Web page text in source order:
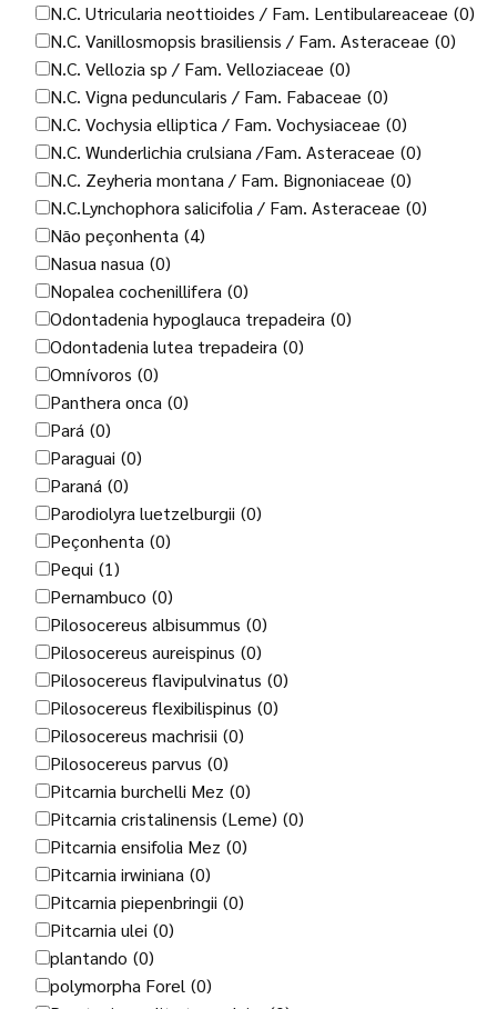
N.C. Utricularia neottioides / Fam. Lentibulareaceae (0)
N.C. Vanillosmopsis brasiliensis / Fam. Asteraceae (0)
N.C. Vellozia sp / Fam. Velloziaceae (0)
N.C. Vigna peduncularis / Fam. Fabaceae (0)
N.C. Vochysia elliptica / Fam. Vochysiaceae (0)
N.C. Wunderlichia crulsiana /Fam. Asteraceae (0)
N.C. Zeyheria montana / Fam. Bignoniaceae (0)
N.C.Lynchophora salicifolia / Fam. Asteraceae (0)
Não peçonhenta (4)
Nasua nasua (0)
Nopalea cochenillifera (0)
Odontadenia hypoglauca trepadeira (0)
Odontadenia lutea trepadeira (0)
Omnívoros (0)
Panthera onca (0)
Pará (0)
Paraguai (0)
Paraná (0)
Parodiolyra luetzelburgii (0)
Peçonhenta (0)
Pequi (1)
Pernambuco (0)
Pilosocereus albisummus (0)
Pilosocereus aureispinus (0)
Pilosocereus flavipulvinatus (0)
Pilosocereus flexibilispinus (0)
Pilosocereus machrisii (0)
Pilosocereus parvus (0)
Pitcarnia burchelli Mez (0)
Pitcarnia cristalinensis (Leme) (0)
Pitcarnia ensifolia Mez (0)
Pitcarnia irwiniana (0)
Pitcarnia piepenbringii (0)
Pitcarnia ulei (0)
plantando (0)
polymorpha Forel (0)